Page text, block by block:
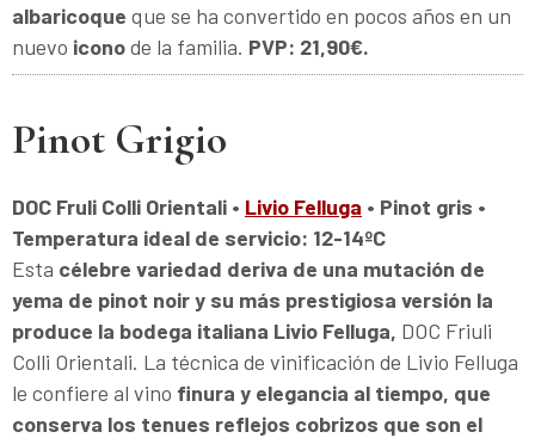
albaricoque que se ha convertido en pocos años en un
nuevo iconode la familia. PVP: 21,90€.
Pinot Grigio
DOC Fruli Colli Orientali • Livio Felluga • Pinot gris •
Temperatura ideal de servicio: 12-14ºC
Esta célebre variedad deriva de una mutación de
yema de pinot noir y su más prestigiosa versión la
produce la bodega italiana Livio Felluga, DOC Friuli
Colli Orientali. La técnica de vinificación de Livio Felluga
le confiere al vino finura y elegancia al tiempo, que
conserva los tenues reflejos cobrizos que son el